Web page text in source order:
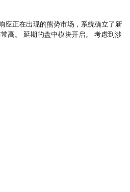
应正在出现的熊势市场，系统确立了新
高。 延期的盘中模块开启。 考虑到涉